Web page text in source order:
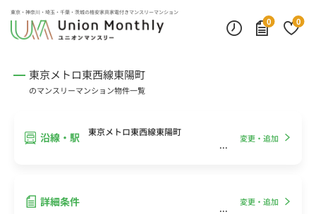
東京・神奈川・埼玉・千葉・茨城の格安家具家電付きマンスリーマンション
0
0
東京メトロ東西線東陽町
のマンスリーマンション物件一覧
沿線・駅 東京メトロ東西線東陽町
変更・追加
詳細条件 変更・追加